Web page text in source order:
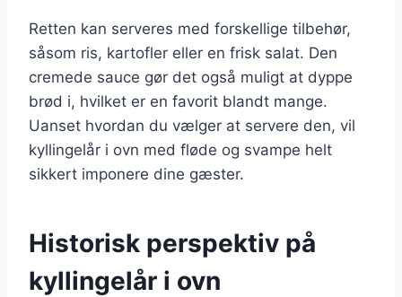
Retten kan serveres med forskellige tilbehør,
såsom ris, kartofler eller en frisk salat. Den
cremede sauce gør det også muligt at dyppe
brød i, hvilket er en favorit blandt mange.
Uanset hvordan du vælger at servere den, vil
kyllingelår i ovn med fløde og svampe helt
sikkert imponere dine gæster.
Historisk perspektiv på
kyllingelår i ovn